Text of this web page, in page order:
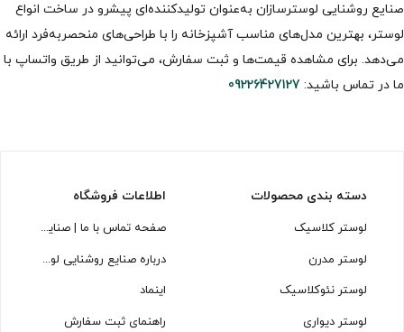
صنایع روشنایی لوسترسازان به‌عنوان تولیدکننده‌ای پیشرو در ساخت انواع
لوستر، بهترین مدل‌های مناسب آشپزخانه را با طراحی‌های منحصر‌به‌فرد ارائه
می‌دهد. برای مشاهده قیمت‌ها و ثبت سفارش، می‌توانید از طریق واتساپ با
ما در تماس باشید:
دسته بندی محصولات
لوستر کلاسیک
لوستر مدرن
لوستر نئوکلاسیک
لوستر دیواری
اطلاعات فروشگاه
صفحه تماس با ما | صنایع روشنایی لوسترسازان
درباره صنایع روشنایی لوسترسازان
اینماد
راهنمای ثبت سفارش